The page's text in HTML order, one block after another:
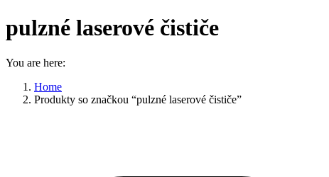
pulzné laserové čističe
You are here:
Home
Produkty so značkou “pulzné laserové čističe”